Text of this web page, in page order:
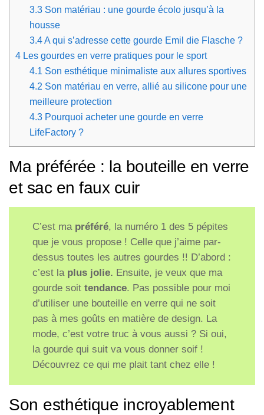
3.3Son matériau : une gourde écolo jusqu’à la
housse
3.4A qui s’adresse cette gourde Emil die Flasche ?
4 Les gourdes en verre pratiques pour le sport
4.1 Son esthétique minimaliste aux allures sportives
4.2 Son matériau en verre, allié au silicone pour une
meilleure protection
4.3Pourquoi acheter une gourde en verre
LifeFactory ?
Ma préférée : la bouteille en verre
et sac en faux cuir
C’est ma préféré, la numéro 1 des 5 pépites
que je vous propose ! Celle que j’aime par-
dessus toutes les autres gourdes !! D’abord :
c’est la plus jolie. Ensuite, je veux que ma
gourde soit tendance. Pas possible pour moi
d’utiliser une bouteille en verre qui ne soit
pas à mes goûts en matière de design. La
mode, c’est votre truc à vous aussi ? Si oui,
la gourde qui suit va vous donner soif !
Découvrez ce qui me plait tant chez elle !
Son esthétique incroyablement